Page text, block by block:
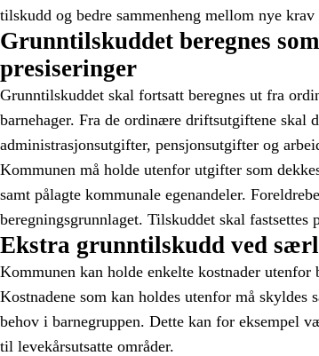
tilskudd og bedre sammenheng mellom nye
Grunntilskuddet beregnes
presiseringer
Grunntilskuddet skal fortsatt beregnes ut fra
barnehager. Fra de ordinære driftsutgiftene skal
administrasjonsutgifter, pensjonsutgifter og
Kommunen må holde utenfor utgifter som
samt pålagte kommunale egenandeler.
beregningsgrunnlaget. Tilskuddet skal fastsettes
Ekstra grunntilskudd ved
Kommunen kan holde enkelte kostnader utenfor
Kostnadene som kan holdes utenfor må
behov i barnegruppen. Dette kan for eksempel
til levekårsutsatte områder.